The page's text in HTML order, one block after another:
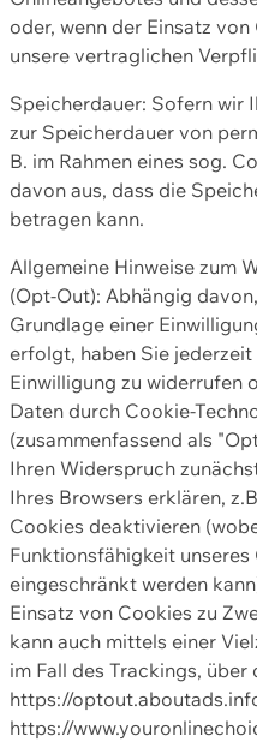
oder, wenn der Einsatz
unsere vertraglichen
Speicherdauer: Sofern wir
zur Speicherdauer von
B. im Rahmen eines sog.
davon aus, dass die
betragen kann.
Allgemeine Hinweise zum
(Opt-Out): Abhängig
Grundlage einer
erfolgt, haben Sie
Einwilligung zu widerrufen
Daten durch Cookie-
(zusammenfassend als
Ihren Widerspruch
Ihres Browsers erklären,
Cookies deaktivieren
Funktionsfähigkeit
eingeschränkt werden
Einsatz von Cookies zu
kann auch mittels einer
im Fall des Trackings, über
https://
https://